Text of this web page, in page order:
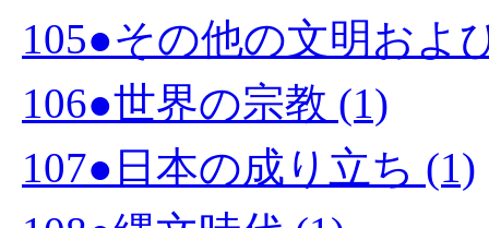
105●その他の文明およ
106●世界の宗教 (1)
107●日本の成り立ち (1)